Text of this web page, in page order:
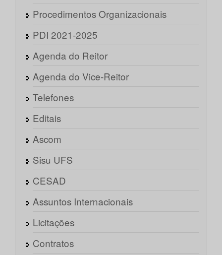
Procedimentos Organizacionais
PDI 2021-2025
Agenda do Reitor
Agenda do Vice-Reitor
Telefones
Editais
Ascom
Sisu UFS
CESAD
Assuntos Internacionais
Licitações
Contratos